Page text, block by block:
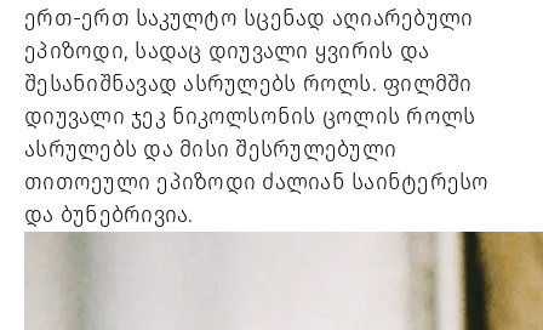
ერთ-ერთ საკულტო სცენად აღიარებული
ეპიზოდი, სადაც დიუვალი ყვირის და
შესანიშნავად ასრულებს როლს. ფილმში
დიუვალი ჯეკ ნიკოლსონის ცოლის როლს
ასრულებს და მისი შესრულებული
თითოეული ეპიზოდი ძალიან საინტერესო
და ბუნებრივია.